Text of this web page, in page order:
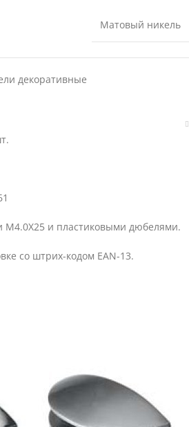
Матовый никель
декоративные
М4.0Х25 и пластиковыми дюбелями.
со штрих-кодом EAN-13.